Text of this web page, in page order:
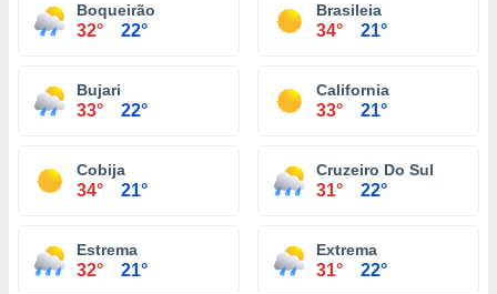
Boqueirão
32° 22°
Brasileia
34° 21°
Bujari
33° 22°
California
33° 21°
Cobija
34° 21°
Cruzeiro Do Sul
31° 22°
Estrema
32° 21°
Extrema
31° 22°